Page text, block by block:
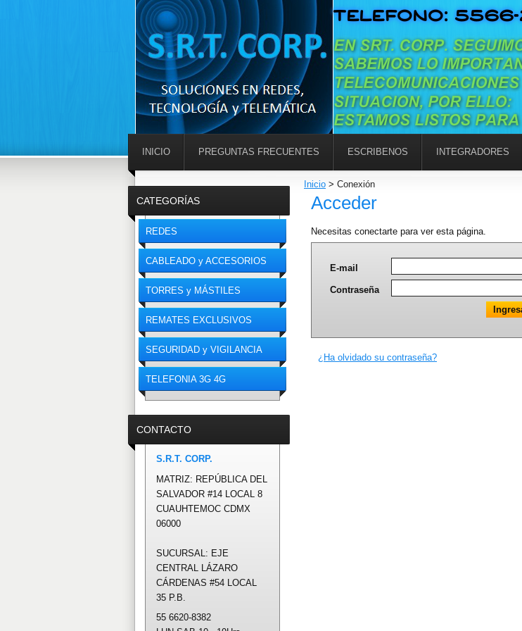
Inicio > Conexión
Acceder
Necesitas conectarte para ver esta página.
E-mail
Contraseña
¿Ha olvidado su contraseña?
CATEGORÍAS
REDES
CABLEADO y ACCESORIOS
TORRES y MÁSTILES
REMATES EXCLUSIVOS
SEGURIDAD y VIGILANCIA
TELEFONIA 3G 4G
CONTACTO
S.R.T. CORP.
MATRIZ: REPÚBLICA DEL
SALVADOR #14 LOCAL 8
CUAUHTEMOC CDMX
06000
SUCURSAL: EJE
CENTRAL LÁZARO
CÁRDENAS #54 LOCAL
35 P.B.
55 6620-8382
INICIO PREGUNTAS FRECUENTES ESCRIBENOS INTEGRADORES